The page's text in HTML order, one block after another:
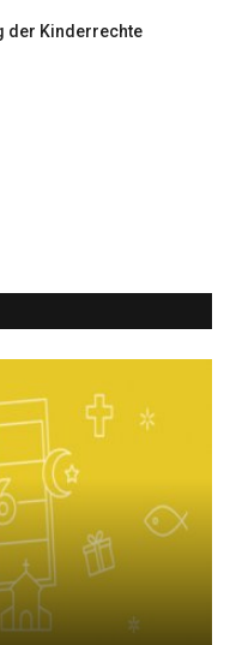
der Kinderrechte